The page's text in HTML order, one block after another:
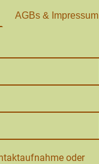
AGBs & Impressum
oder